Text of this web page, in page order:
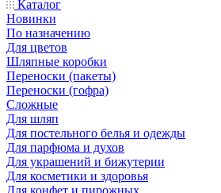
Каталог
Новинки
По назначению
Для цветов
Шляпные коробки
Переноски (пакеты)
Переноски (гофра)
Сложные
Для шляп
Для постельного белья и одежды
Для парфюма и духов
Для украшений и бижутерии
Для косметики и здоровья
Для конфет и пирожных